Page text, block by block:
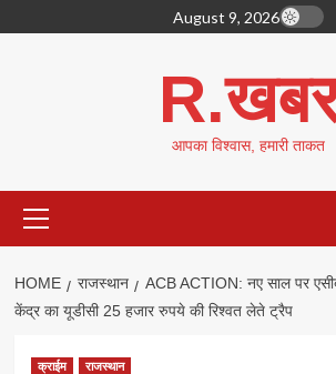
to
August 9, 2026
आपका विश्वास, हमारी ताकत
Menu
HOME राजस्थान
ACB ACTION: नए साल पर
केंद्र का यूडीसी 25 हजार रुपये की रिश्वत लेते ट्रैप
क्राईम राजस्थान